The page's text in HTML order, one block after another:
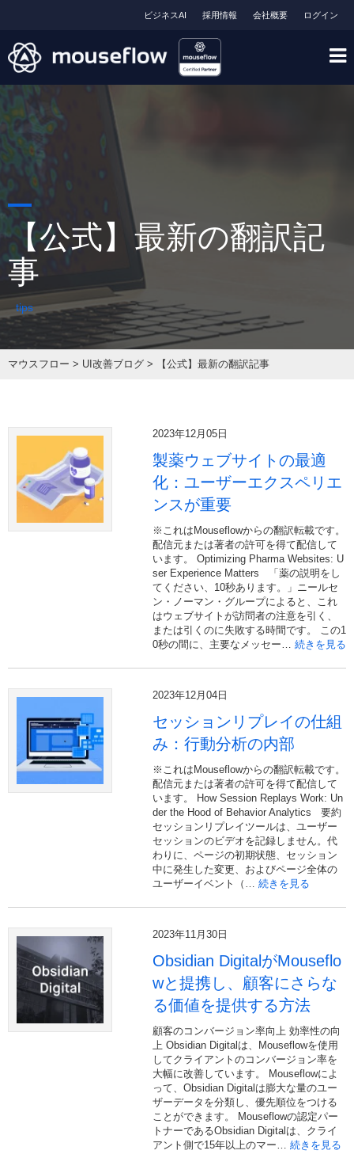
ログイン
会社概要
採用情報
ビジネスAI
【公式】最新の翻訳記
事
tips
マウスフロー > UI改善ブログ > 【公式】最新の翻訳記事
2023年12月05日
製薬ウェブサイトの最適
化：ユーザーエクスペリエ
ンスが重要
※これはMouseflowからの翻訳転載です。
配信元または著者の許可を得て配信して
います。 Optimizing Pharma Websites: U
ser Experience Matters 「薬の説明をし
てください、10秒あります。」ニールセ
ン・ノーマン・グループによると、これ
はウェブサイトが訪問者の注意を引く、
または引くのに失敗する時間です。 この1
0秒の間に、主要なメッセー… 続きを見る
2023年12月04日
セッションリプレイの仕組
み：行動分析の内部
※これはMouseflowからの翻訳転載です。
配信元または著者の許可を得て配信して
います。 How Session Replays Work: Un
der the Hood of Behavior Analytics 要約
セッションリプレイツールは、ユーザー
セッションのビデオを記録しません。代
わりに、ページの初期状態、セッション
中に発生した変更、およびページ全体の
ユーザーイベント（… 続きを見る
2023年11月30日
Obsidian DigitalがMouseflo
wと提携し、顧客にさらな
る価値を提供する方法
顧客のコンバージョン率向上 効率性の向
上 Obsidian Digitalは、Mouseflowを使用
してクライアントのコンバージョン率を
大幅に改善しています。 Mouseflowによ
って、Obsidian Digitalは膨大な量のユー
ザーデータを分類し、優先順位をつける
ことができます。 Mouseflowの認定パー
トナーであるObsidian Digitalは、クライ
アント側で15年以上のマー… 続きを見る